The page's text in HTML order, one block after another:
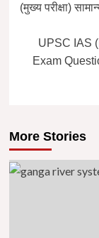
(मुख्य परीक्षा)
UPSC IAS
Exam
More Stories